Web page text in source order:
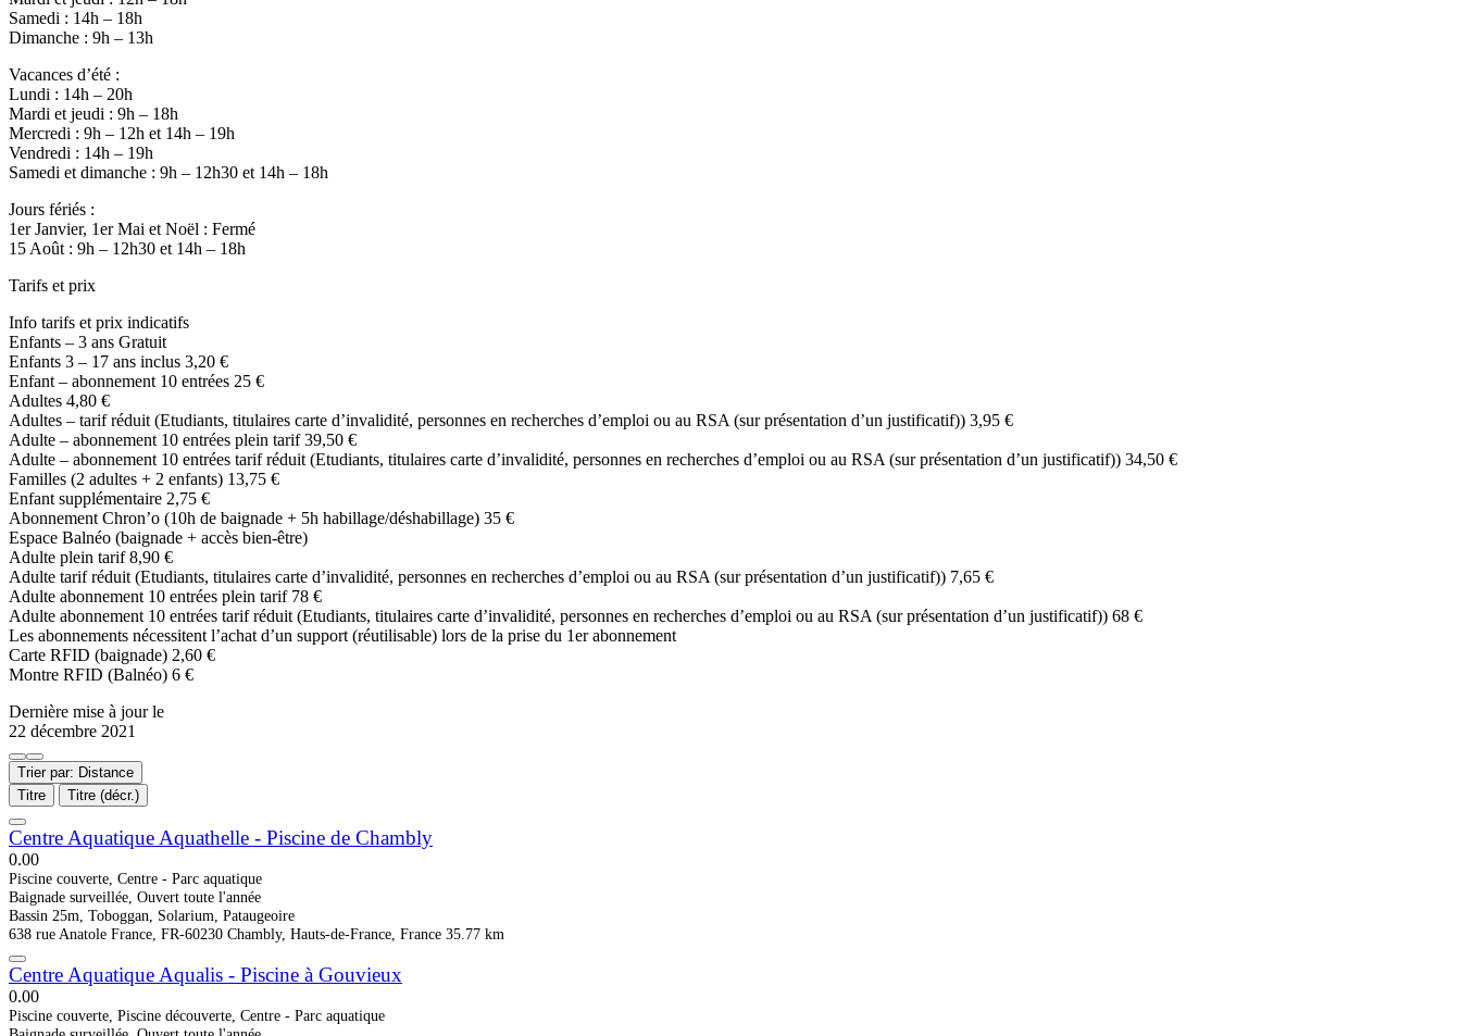
Samedi : 14h – 18h
Dimanche : 9h – 13h
Vacances d’été :
Lundi : 14h – 20h
Mardi et jeudi : 9h – 18h
Mercredi : 9h – 12h et 14h – 19h
Vendredi : 14h – 19h
Samedi et dimanche : 9h – 12h30 et 14h – 18h
Jours fériés :
1er Janvier, 1er Mai et Noël : Fermé
15 Août : 9h – 12h30 et 14h – 18h
Tarifs et prix
Info tarifs et prix indicatifs
Enfants – 3 ans Gratuit
Enfants 3 – 17 ans inclus 3,20 €
Enfant – abonnement 10 entrées 25 €
Adultes 4,80 €
Adultes – tarif réduit (Etudiants, titulaires carte d’invalidité, personnes en recherches d’emploi ou au RSA (sur présentation d’un justificatif)) 3,95 €
Adulte – abonnement 10 entrées plein tarif 39,50 €
Adulte – abonnement 10 entrées tarif réduit (Etudiants, titulaires carte d’invalidité, personnes en recherches d’emploi ou au RSA (sur présentation d’un justificatif)) 34,50 €
Familles (2 adultes + 2 enfants) 13,75 €
Enfant supplémentaire 2,75 €
Abonnement Chron’o (10h de baignade + 5h habillage/déshabillage) 35 €
Espace Balnéo (baignade + accès bien-être)
Adulte plein tarif 8,90 €
Adulte tarif réduit (Etudiants, titulaires carte d’invalidité, personnes en recherches d’emploi ou au RSA (sur présentation d’un justificatif)) 7,65 €
Adulte abonnement 10 entrées plein tarif 78 €
Adulte abonnement 10 entrées tarif réduit (Etudiants, titulaires carte d’invalidité, personnes en recherches d’emploi ou au RSA (sur présentation d’un justificatif)) 68 €
Les abonnements nécessitent l’achat d’un support (réutilisable) lors de la prise du 1er abonnement
Carte RFID (baignade) 2,60 €
Montre RFID (Balnéo) 6 €
Dernière mise à jour le
22 décembre 2021
Trier par: Distance
Titre
Titre (décr.)
Centre Aquatique Aquathelle - Piscine de Chambly
0.00
Piscine couverte, Centre - Parc aquatique
Baignade surveillée, Ouvert toute l'année
Bassin 25m, Toboggan, Solarium, Pataugeoire
638 rue Anatole France, FR-60230 Chambly, Hauts-de-France, France 35.77 km
Centre Aquatique Aqualis - Piscine à Gouvieux
0.00
Piscine couverte, Piscine découverte, Centre - Parc aquatique